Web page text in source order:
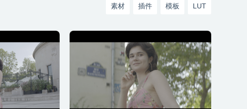
素材 插件 模板 LUT